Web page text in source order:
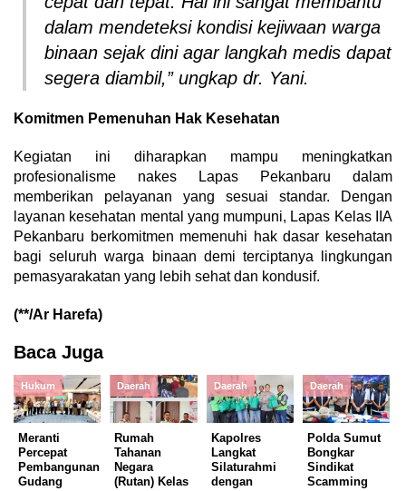
dalam mendeteksi kondisi kejiwaan warga
binaan sejak dini agar langkah medis dapat
segera diambil,” ungkap dr. Yani.
Komitmen Pemenuhan Hak Kesehatan
Kegiatan ini diharapkan mampu meningkatkan
profesionalisme nakes Lapas Pekanbaru dalam
memberikan pelayanan yang sesuai standar. Dengan
layanan kesehatan mental yang mumpuni, Lapas Kelas IIA
Pekanbaru berkomitmen memenuhi hak dasar kesehatan
bagi seluruh warga binaan demi terciptanya lingkungan
pemasyarakatan yang lebih sehat dan kondusif.
(**/Ar Harefa)
Baca Juga
Hukum
Meranti
Percepat
Pembangunan
Gudang
Daerah
Rumah
Tahanan
Negara
(Rutan) Kelas
Daerah
Kapolres
Langkat
Silaturahmi
dengan
Daerah
Polda Sumut
Bongkar
Sindikat
Scamming